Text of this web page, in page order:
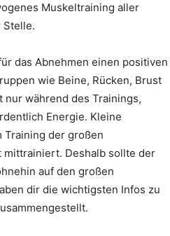
Muskeltraining aller
Stelle.
das Abnehmen einen positiven
wie Beine, Rücken, Brust
nur während des Trainings,
Energie. Kleine
Training der großen
Deshalb sollte der
auf den großen
dir die wichtigsten Infos zu